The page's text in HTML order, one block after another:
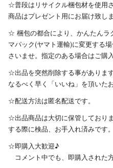
☆普段はリサイクル梱包材を使用
商品はプレゼント用にお届け致しま
☆ 梱包の都合により、かんたんラ
マパック(ヤマト運輸)に変更する
さいませ。指定のある場合はご購
☆出品を突然削除する事があります
なるべく早く「いいね」を頂いた
☆配送方法は匿名配送です。
☆出品商品は大切に保管しており
する際に検品、お手入れ済みです。
☆即購入大歓迎♪
コメント中でも、即購入された